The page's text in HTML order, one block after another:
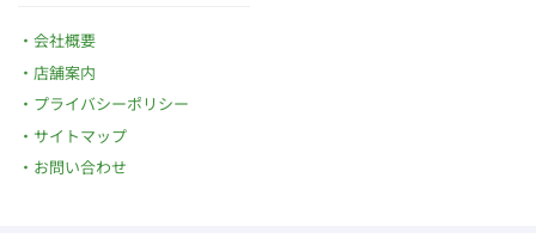
会社概要
店舗案内
プライバシーポリシー
サイトマップ
お問い合わせ